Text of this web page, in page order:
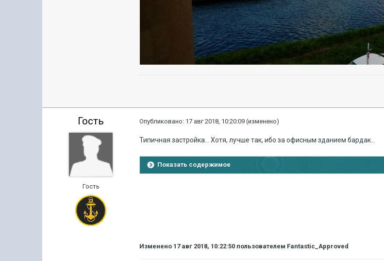
Гость
Гость
Опубликовано: 17 авг 2018, 10:20:09 (изменено)
Типичная застройка... Хотя, лучше так, ибо за офисным зданием бардак...
Показать содержимое
Изменено 17 авг 2018, 10:22:50 пользователем Fantastic_Approved